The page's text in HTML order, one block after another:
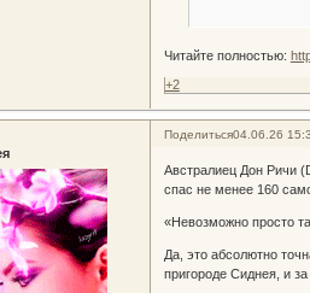
Читайте полностью:
+2
Поделиться04.06.26
Австралиец Дон Ричи
спас не менее 160
«Невозможно просто
Да, это абсолютно
пригороде Сиднея, и